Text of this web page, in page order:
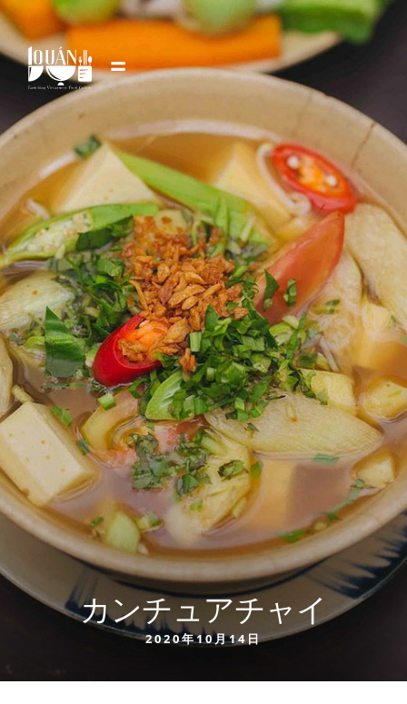
カンチュアチャイ
2020年10月14日